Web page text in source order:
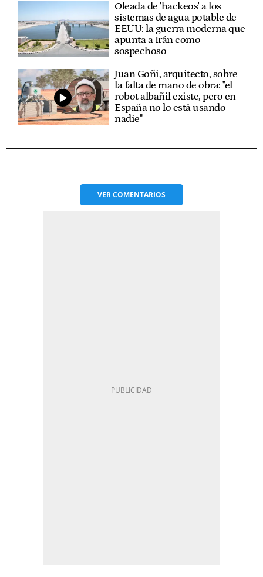
Oleada de 'hackeos' a los
sistemas de agua potable de
EEUU: la guerra moderna que
apunta a Irán como
sospechoso
Juan Goñi, arquitecto, sobre
la falta de mano de obra: "el
robot albañil existe, pero en
España no lo está usando
nadie"
VERCOMENTARIOS